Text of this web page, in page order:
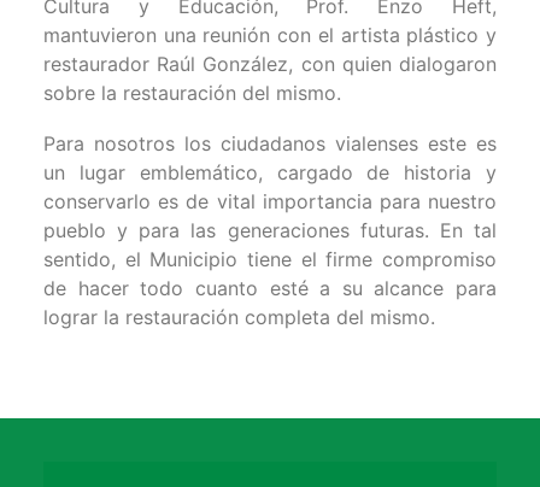
Cultura y Educación, Prof. Enzo Heft,
mantuvieron una reunión con el artista plástico y
restaurador Raúl González, con quien dialogaron
sobre la restauración del mismo.
Para nosotros los ciudadanos vialenses este es
un lugar emblemático, cargado de historia y
conservarlo es de vital importancia para nuestro
pueblo y para las generaciones futuras. En tal
sentido, el Municipio tiene el firme compromiso
de hacer todo cuanto esté a su alcance para
lograr la restauración completa del mismo.